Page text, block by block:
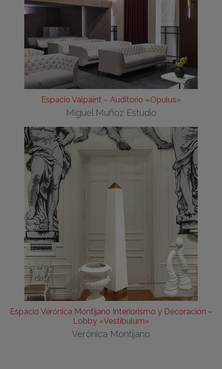
Espacio Valpaint – Auditorio «Opulus»
Miguel Muñoz Estudio
Espacio Verónica Montijano Interiorismo y Decoración –
Lobby «Vestibulum»
Verónica Montijano